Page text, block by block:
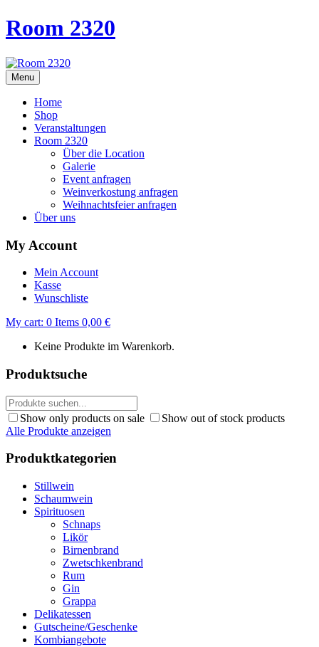
Room 2320
Menu
Home
Shop
Veranstaltungen
Room 2320
Über die Location
Galerie
Event anfragen
Weinverkostung anfragen
Weihnachtsfeier anfragen
Über uns
My Account
Mein Account
Kasse
Wunschliste
My cart: 0 Items 0,00 €
Keine Produkte im Warenkorb.
Produktsuche
Show only products on sale
Show out of stock products
Alle Produkte anzeigen
Produktkategorien
Stillwein
Schaumwein
Spirituosen
Schnaps
Likör
Birnenbrand
Zwetschkenbrand
Rum
Gin
Grappa
Delikatessen
Gutscheine/Geschenke
Kombiangebote